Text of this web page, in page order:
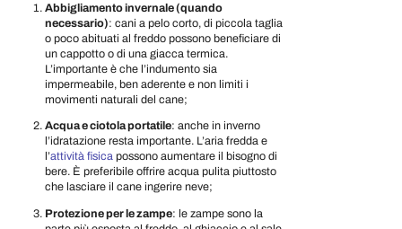
Abbigliamento invernale (quando
necessario): cani a pelo corto, di piccola taglia
o poco abituati al freddo possono beneficiare di
un cappotto o di una giacca termica.
L’importante è che l’indumento sia
impermeabile, ben aderente e non limiti i
movimenti naturali del cane;
Acqua e ciotola portatile: anche in inverno
l’idratazione resta importante. L’aria fredda e
l’attività fisica possono aumentare il bisogno di
bere. È preferibile offrire acqua pulita piuttosto
che lasciare il cane ingerire neve;
Protezione per le zampe: le zampe sono la